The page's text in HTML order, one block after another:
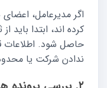
اگر مدیرعامل،
کرده اند، ابتدا
حاصل شود. اطلاعات
ندادن شرکت یا